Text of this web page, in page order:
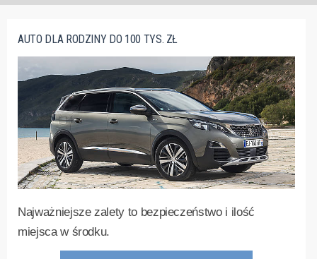
AUTO DLA RODZINY DO 100 TYS. ZŁ
Najważniejsze zalety to bezpieczeństwo i ilość
miejsca w środku.